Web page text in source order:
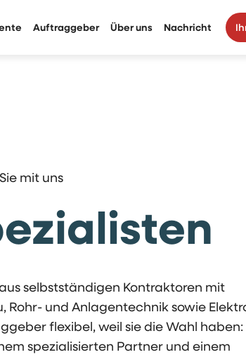
Auftraggeber Über uns Nachricht
mit uns
selbstständigen Kontraktoren mit
Rohr- und Anlagentechnik sowie
flexibel, weil sie die Wahl haben:
spezialisierten Partner und einem